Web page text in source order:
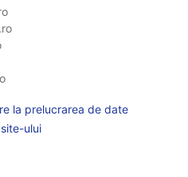
la prelucrarea de date
ului